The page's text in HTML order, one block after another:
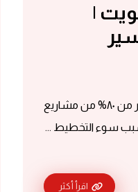
|
معلم تكسير هل تعلم أن أكثر من ٨٠% من مشاريع
بسبب سوء التخطيط ...
اقرأ أكثر